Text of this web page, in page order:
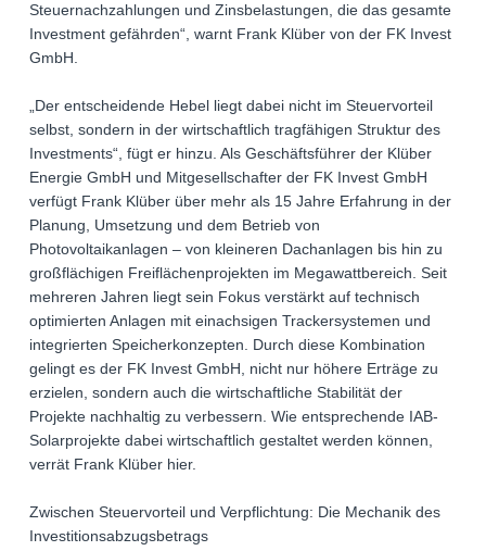
Steuernachzahlungen und Zinsbelastungen, die das gesamte
Investment gefährden“, warnt Frank Klüber von der FK Invest
GmbH.
„Der entscheidende Hebel liegt dabei nicht im Steuervorteil
selbst, sondern in der wirtschaftlich tragfähigen Struktur des
Investments“, fügt er hinzu. Als Geschäftsführer der Klüber
Energie GmbH und Mitgesellschafter der FK Invest GmbH
verfügt Frank Klüber über mehr als 15 Jahre Erfahrung in der
Planung, Umsetzung und dem Betrieb von
Photovoltaikanlagen – von kleineren Dachanlagen bis hin zu
großflächigen Freiflächenprojekten im Megawattbereich. Seit
mehreren Jahren liegt sein Fokus verstärkt auf technisch
optimierten Anlagen mit einachsigen Trackersystemen und
integrierten Speicherkonzepten. Durch diese Kombination
gelingt es der FK Invest GmbH, nicht nur höhere Erträge zu
erzielen, sondern auch die wirtschaftliche Stabilität der
Projekte nachhaltig zu verbessern. Wie entsprechende IAB-
Solarprojekte dabei wirtschaftlich gestaltet werden können,
verrät Frank Klüber hier.
Zwischen Steuervorteil und Verpflichtung: Die Mechanik des
Investitionsabzugsbetrags